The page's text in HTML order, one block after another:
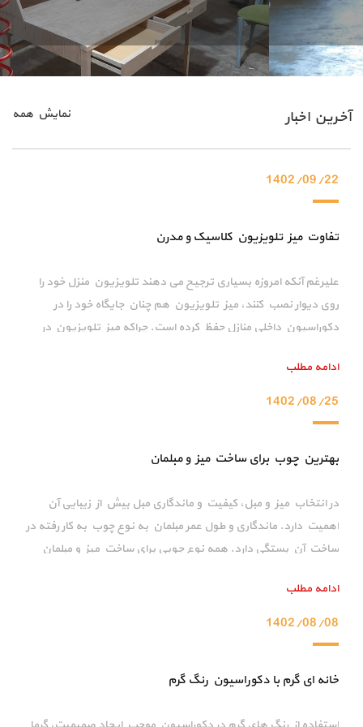
آخرین اخبار نمایش همه
1402/09/22
تفاوت میز تلویزیون کلاسیک و مدرن
علیرغم آنکه امروزه بسیاری ترجیح می دهند تلویزیون منزل خود را
روی دیوار نصب کنند، میز تلویزیون هم چنان جایگاه خود را در
دکوراسیون داخلی منازل حفظ کرده است. چراکه میز تلویزیون در
تلویزیون با تغییراتی همراه بوده که سبب شده میز های تلویزیون
در دو دسته ی کلاسیک و مدرن طبقه بندی شوند. دراین مقاله قصد
داریم به بررسی تفاوت های میز تلویزیون مدرن و کلاسیک
ادامه مطلب
1402/08/25
بهترین چوب برای ساخت میز و مبلمان
در انتخاب میز و مبل، کیفیت و ماندگاری مبل بیش از زیبایی آن
اهمیت دارد. ماندگاری و طول عمر مبلمان به نوع چوب به کار رفته در
ساخت آن بستگی دارد. همه نوع چوبی برای ساخت میز و مبلمان
ساخت میز و مبل می پردازیم.
ادامه مطلب
1402/08/08
خانه ای گرم با دکوراسیون رنگ گرم